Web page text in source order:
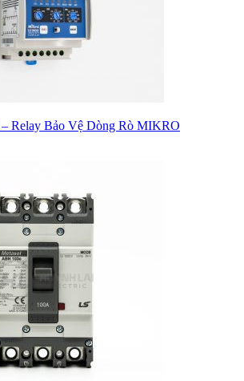
Relay Bảo Vệ Dòng Rò MIKRO